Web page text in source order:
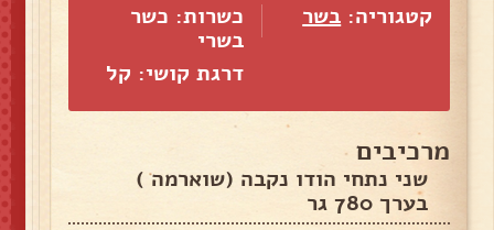
קטגוריה: בשר
כשרות: כשר
בשרי
דרגת קושי: קל
מרכיבים
שני נתחי הודו נקבה (שוארמה )
בערך 780 גר